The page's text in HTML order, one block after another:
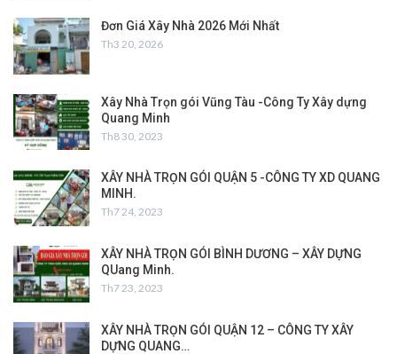
Đơn Giá Xây Nhà 2026 Mới Nhất
Th3 20, 2026
Xây Nhà Trọn gói Vũng Tàu -Công Ty Xây dựng
Quang Minh
Th8 30, 2023
XÂY NHÀ TRỌN GÓI QUẬN 5 -CÔNG TY XD QUANG
MINH.
Th7 24, 2023
XÂY NHÀ TRỌN GÓI BÌNH DƯƠNG – XÂY DỰNG
QUang Minh.
Th7 23, 2023
XÂY NHÀ TRỌN GÓI QUẬN 12 – CÔNG TY XÂY
DỰNG QUANG…